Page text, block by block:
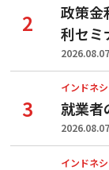
政策金
利セミ
2026.08.07
インドネ
就業者
2026.08.07
インドネ